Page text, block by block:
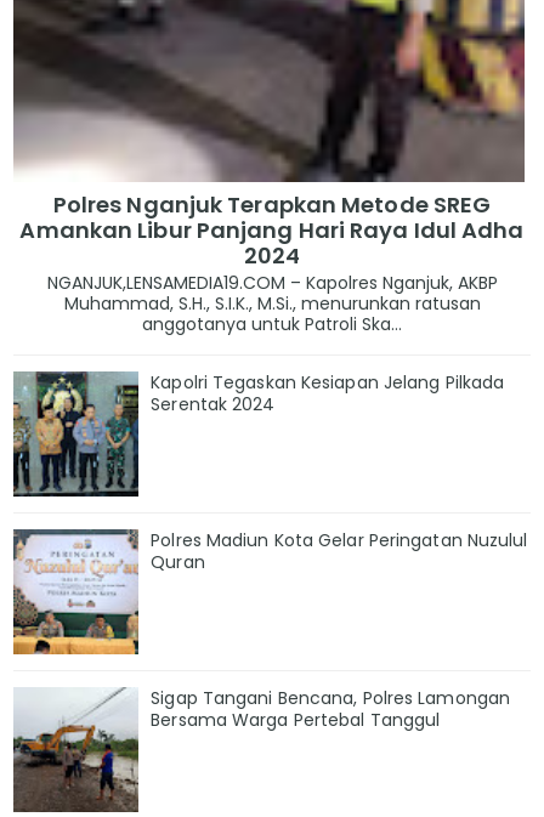
Polres Nganjuk Terapkan Metode SREG
Amankan Libur Panjang Hari Raya Idul Adha
2024
NGANJUK,LENSAMEDIA19.COM – Kapolres Nganjuk, AKBP
Muhammad, S.H., S.I.K., M.Si., menurunkan ratusan
anggotanya untuk Patroli Ska...
Kapolri Tegaskan Kesiapan Jelang Pilkada
Serentak 2024
Polres Madiun Kota Gelar Peringatan Nuzulul
Quran
Sigap Tangani Bencana, Polres Lamongan
Bersama Warga Pertebal Tanggul